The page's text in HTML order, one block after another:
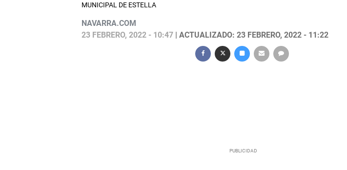
MUNICIPAL DE ESTELLA
NAVARRA.COM
23 FEBRERO, 2022 - 10:47| ACTUALIZADO: 23 FEBRERO, 2022 - 11:22